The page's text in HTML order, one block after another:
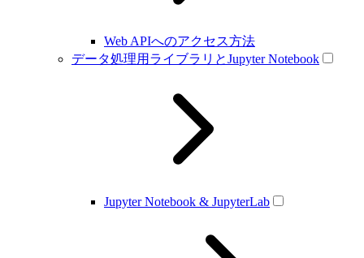
Web APIへのアクセス方法
データ処理用ライブラリとJupyter Notebook
Jupyter Notebook & JupyterLab